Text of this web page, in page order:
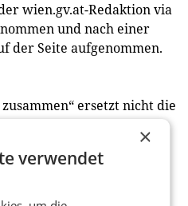
wien.gv.at-Redaktion via
und nach einer
der Seite aufgenommen.
ersetzt nicht die
Virus mit
Updates in mehreren
coronavirus
×
verwendet